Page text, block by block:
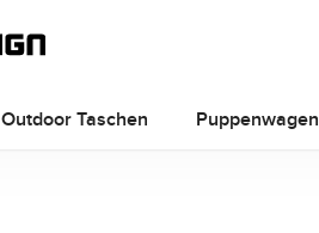
Outdoor Taschen Puppenwagen